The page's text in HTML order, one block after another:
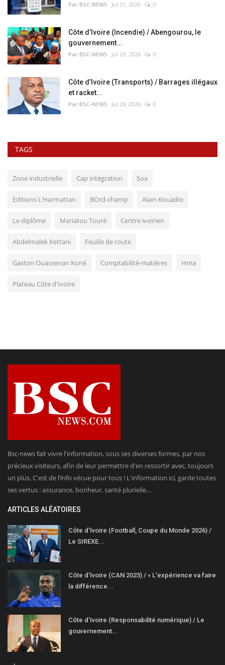
Par BSC-NEWS Jul 31, 2026 0
Côte d’Ivoire (Incendie) / Abengourou, le
gouvernement...
Par BSC-NEWS Jul 29, 2026 0
Côte d’Ivoire (Transports) / Barrages illégaux
et racket...
Par BSC-NEWS Jul 29, 2026 0
TAGS
Zone industrielle Cap intégration Soa
Editions L’Harmattan BOrd-champ Alain Kouadio
Le diplôme Mariatou Touré Centre ivoirien
Abdelmalek Kettani Feuille de route
Gaston Ouassenan Koné Comptabilité-matières Hma
Plateau Côte d'Ivoire
Bsc-news fait vivre l'information, sous ses diverses formes, par nos
précieux visiteurs, afin de leur permettre d'en ressortir avec, toujours
un plus. C'est de l’info vécue pour tous ! L'information ici, garde toutes
ses vertus : assurance, bonheur, santé plurielle…
ARTICLES ALÉATOIRES
Côte d’Ivoire (Football, Coupe du Monde 2026) /
Le SIREXE...
Côte d'Ivoire (CAN 2023) / « L'expérience va faire
la différence...
Côte d’Ivoire (Responsabilité numérique) / Le
gouvernement...